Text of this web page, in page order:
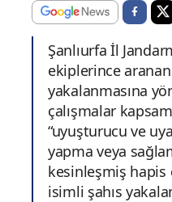
Şanlıurfa İl
ekiplerince aranan
yakalanmasına
çalışmalar
“uyuşturucu ve
yapma veya
kesinleşmiş hapis
isimli şahıs